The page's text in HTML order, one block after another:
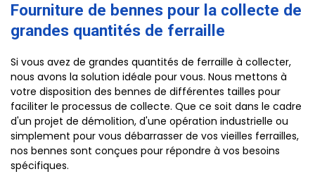
Fourniture de bennes pour la collecte de
grandes quantités de ferraille
Si vous avez de grandes quantités de ferraille à collecter,
nous avons la solution idéale pour vous. Nous mettons à
votre disposition des bennes de différentes tailles pour
faciliter le processus de collecte. Que ce soit dans le cadre
d'un projet de démolition, d'une opération industrielle ou
simplement pour vous débarrasser de vos vieilles ferrailles,
nos bennes sont conçues pour répondre à vos besoins
spécifiques.